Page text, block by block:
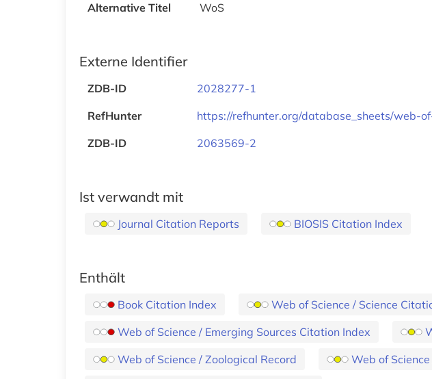
Alternative Titel WoS
Externe Identifier
ZDB-ID
2028277-1
RefHunter
https://refhunter.org/database_sheets/web-
ZDB-ID
2063569-2
Ist verwandt mit
Journal Citation Reports BIOSIS Citation Index
Enthält
Book Citation Index
Web of Science / Science
Web of Science / Emerging Sources Citation Index
Web of Science / Zoological Record
Web of